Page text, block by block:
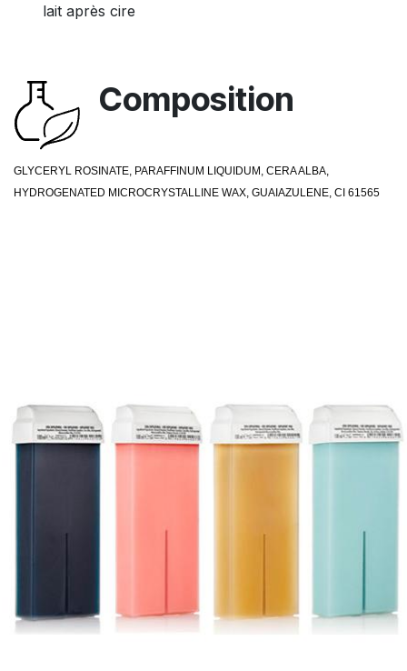
lait après cire
Composition
GLYCERYL ROSINATE, PARAFFINUM LIQUIDUM, CERA ALBA,
HYDROGENATED MICROCRYSTALLINE WAX, GUAIAZULENE, CI 61565